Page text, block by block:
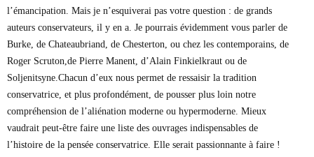
l’émancipation. Mais je n’esquiverai pas votre question : de grands
auteurs conservateurs, il y en a. Je pourrais évidemment vous parler de
Burke, de Chateaubriand, de Chesterton, ou chez les contemporains, de
Roger Scruton,de Pierre Manent, d’Alain Finkielkraut ou de
Soljenitsyne.Chacun d’eux nous permet de ressaisir la tradition
conservatrice, et plus profondément, de pousser plus loin notre
compréhension de l’aliénation moderne ou hypermoderne. Mieux
vaudrait peut-être faire une liste des ouvrages indispensables de
l’histoire de la pensée conservatrice. Elle serait passionnante à faire !